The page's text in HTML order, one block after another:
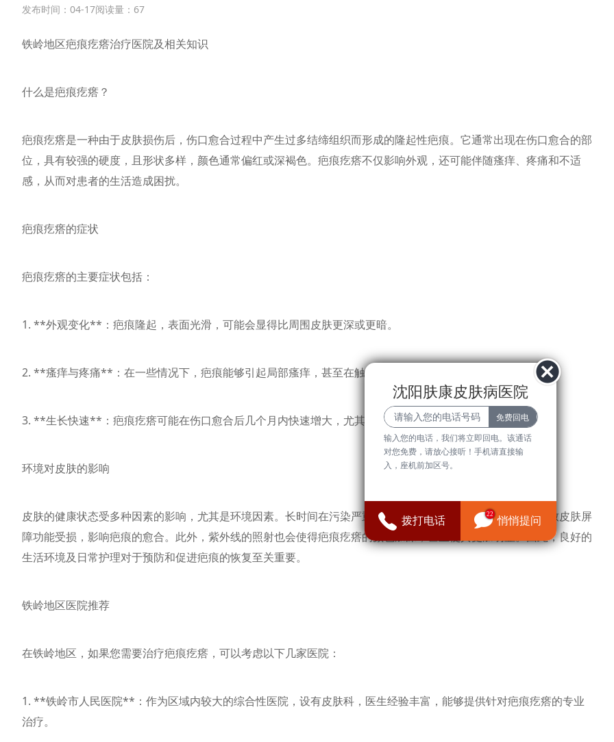
发布时间：04-17阅读量： 67
铁岭地区疤痕疙瘩治疗医院及相关知识
什么是疤痕疙瘩？
疤痕疙瘩是一种由于皮肤损伤后，伤口愈合过程中产生过多结缔组织而形成的隆起性疤痕。它通常出现在伤口愈合的部
位，具有较强的硬度，且形状多样，颜色通常偏红或深褐色。疤痕疙瘩不仅影响外观，还可能伴随瘙痒、疼痛和不适
感，从而对患者的生活造成困扰。
疤痕疙瘩的症状
疤痕疙瘩的主要症状包括：
1. **外观变化**：疤痕隆起，表面光滑，可能会显得比周围皮肤更深或更暗。
2. **瘙痒与疼痛**：在一些情况下，疤痕能够引起局部瘙痒，甚至在触碰时感到疼痛。
3. **生长快速**：疤痕疙瘩可能在伤口愈合后几个月内快速增大，尤其是在青少年和年轻人中更为常见。
环境对皮肤的影响
皮肤的健康状态受多种因素的影响，尤其是环境因素。长时间在污染严重或气候极端的环境中生活，可能会导致皮肤屏
障功能受损，影响疤痕的愈合。此外，紫外线的照射也会使得疤痕疙瘩的颜色加深，甚至使其更加明显。因此，良好的
生活环境及日常护理对于预防和促进疤痕的恢复至关重要。
铁岭地区医院推荐
在铁岭地区，如果您需要治疗疤痕疙瘩，可以考虑以下几家医院：
1. **铁岭市人民医院**：作为区域内较大的综合性医院，设有皮肤科，医生经验丰富，能够提供针对疤痕疙瘩的专业
治疗。
沈阳肤康皮肤病医院
输入您的电话，我们将立即回电。该通话
对您免费，请放心接听！手机请直接输
入，座机前加区号。
拨打电话
22
悄悄提问